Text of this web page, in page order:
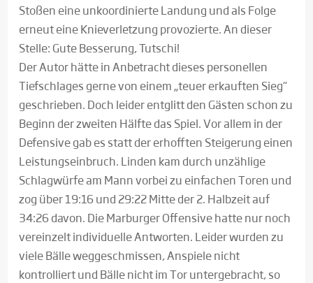
Stoßen eine unkoordinierte Landung und als Folge
erneut eine Knieverletzung provozierte. An dieser
Stelle: Gute Besserung, Tutschi!
Der Autor hätte in Anbetracht dieses personellen
Tiefschlages gerne von einem „teuer erkauften Sieg“
geschrieben. Doch leider entglitt den Gästen schon zu
Beginn der zweiten Hälfte das Spiel. Vor allem in der
Defensive gab es statt der erhofften Steigerung einen
Leistungseinbruch. Linden kam durch unzählige
Schlagwürfe am Mann vorbei zu einfachen Toren und
zog über 19:16 und 29:22 Mitte der 2. Halbzeit auf
34:26 davon. Die Marburger Offensive hatte nur noch
vereinzelt individuelle Antworten. Leider wurden zu
viele Bälle weggeschmissen, Anspiele nicht
kontrolliert und Bälle nicht im Tor untergebracht, so